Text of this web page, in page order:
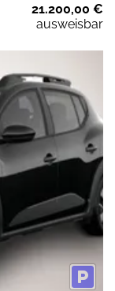
21.200,00 €
ausweisbar